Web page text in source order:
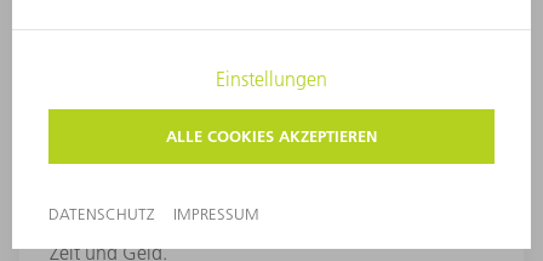
Smart Optics Setup
an den Maschinengrundkörper angebaute
Vorrichtung zum Schneiden von Testblechen und zur
Makros wird die Umsetzung noch einfacher. Das spart
Zeit und Geld.